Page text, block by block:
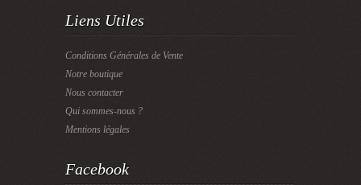
Liens Utiles
Conditions Générales de Vente
Notre boutique
Nous contacter
Qui sommes-nous ?
Mentions légales
Facebook